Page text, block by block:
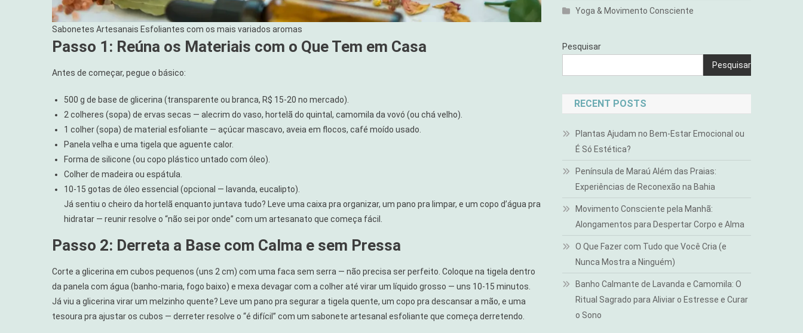
Sabonetes Artesanais Esfoliantes com os mais variados aromas
Passo 1: Reúna os Materiais com o Que Tem em Casa
Antes de começar, pegue o básico:
500 g de base de glicerina (transparente ou branca, R$ 15-20 no mercado).
2 colheres (sopa) de ervas secas — alecrim do vaso, hortelã do quintal, camomila da vovó (ou chá velho).
1 colher (sopa) de material esfoliante — açúcar mascavo, aveia em flocos, café moído usado.
Panela velha e uma tigela que aguente calor.
Forma de silicone (ou copo plástico untado com óleo).
Colher de madeira ou espátula.
10-15 gotas de óleo essencial (opcional — lavanda, eucalipto).
Já sentiu o cheiro da hortelã enquanto juntava tudo? Leve uma caixa pra organizar, um pano pra limpar, e um copo d’água pra
hidratar — reunir resolve o “não sei por onde” com um artesanato que começa fácil.
Passo 2: Derreta a Base com Calma e sem Pressa
Corte a glicerina em cubos pequenos (uns 2 cm) com uma faca sem serra — não precisa ser perfeito. Coloque na tigela dentro
da panela com água (banho-maria, fogo baixo) e mexa devagar com a colher até virar um líquido grosso — uns 10-15 minutos.
Já viu a glicerina virar um melzinho quente? Leve um pano pra segurar a tigela quente, um copo pra descansar a mão, e uma
tesoura pra ajustar os cubos — derreter resolve o “é difícil” com um sabonete artesanal esfoliante que começa derretendo.
Yoga & Movimento Consciente
Pesquisar
Pesquisar
RECENT POSTS
Plantas Ajudam no Bem-Estar Emocional ou
É Só Estética?
Península de Maraú Além das Praias:
Experiências de Reconexão na Bahia
Movimento Consciente pela Manhã:
Alongamentos para Despertar Corpo e Alma
O Que Fazer com Tudo que Você Cria (e
Nunca Mostra a Ninguém)
Banho Calmante de Lavanda e Camomila: O
Ritual Sagrado para Aliviar o Estresse e Curar
o Sono